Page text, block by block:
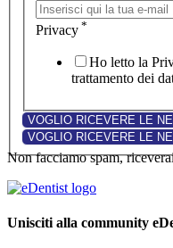
Privacy *
Ho letto la
trattamento dei
Non facciamo spam,
Unisciti alla community